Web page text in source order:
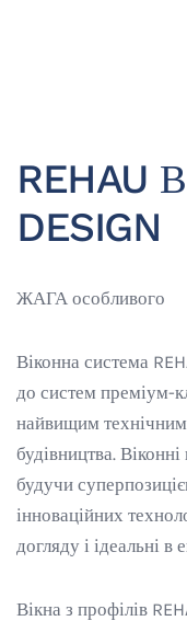
REHAU
DESIGN
ЖАГА особливого
Віконна система
до систем преміум-
найвищим технічним
будівництва.
будучи
інноваційних
догляду і ідеальні в
Вікна з профілів